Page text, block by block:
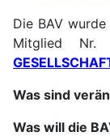
Die BAV
Mitglied
Was sind
Was will die